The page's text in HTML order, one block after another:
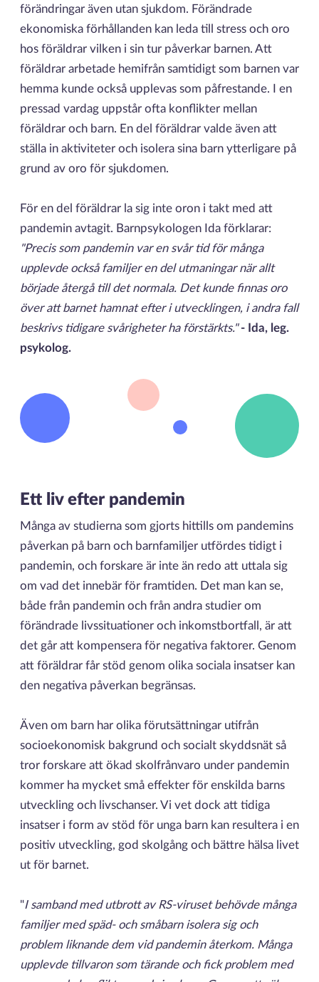
förändringar även utan sjukdom. Förändrade
ekonomiska förhållanden kan leda till stress och oro
hos föräldrar vilken i sin tur påverkar barnen. Att
föräldrar arbetade hemifrån samtidigt som barnen var
hemma kunde också upplevas som påfrestande. I en
pressad vardag uppstår ofta konflikter mellan
föräldrar och barn. En del föräldrar valde även att
ställa in aktiviteter och isolera sina barn ytterligare på
grund av oro för sjukdomen.
För en del föräldrar la sig inte oron i takt med att
pandemin avtagit. Barnpsykologen Ida förklarar:
"Precis som pandemin var en svår tid för många
upplevde också familjer en del utmaningar när allt
började återgå till det normala. Det kunde finnas oro
över att barnet hamnat efter i utvecklingen, i andra fall
beskrivs tidigare svårigheter ha förstärkts."- Ida, leg.
psykolog.
Ett liv efter pandemin
Många av studierna som gjorts hittills om pandemins
påverkan på barn och barnfamiljer utfördes tidigt i
pandemin, och forskare är inte än redo att uttala sig
om vad det innebär för framtiden. Det man kan se,
både från pandemin och från andra studier om
förändrade livssituationer och inkomstbortfall, är att
det går att kompensera för negativa faktorer. Genom
att föräldrar får stöd genom olika sociala insatser kan
den negativa påverkan begränsas.
Även om barn har olika förutsättningar utifrån
socioekonomisk bakgrund och socialt skyddsnät så
tror forskare att ökad skolfrånvaro under pandemin
kommer ha mycket små effekter för enskilda barns
utveckling och livschanser. Vi vet dock att tidiga
insatser i form av stöd för unga barn kan resultera i en
positiv utveckling, god skolgång och bättre hälsa livet
ut för barnet.
"I samband med utbrott av RS-viruset behövde många
familjer med späd- och småbarn isolera sig och
problem liknande dem vid pandemin återkom. Många
upplevde tillvaron som tärande och fick problem med